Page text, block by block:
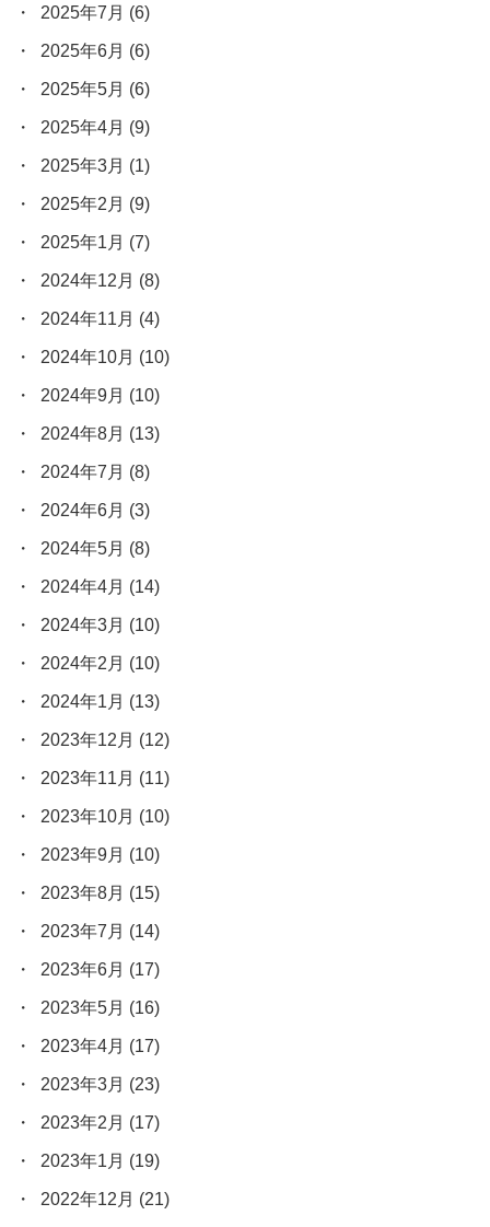
2025年7月 (6)
2025年6月 (6)
2025年5月 (6)
2025年4月 (9)
2025年3月 (1)
2025年2月 (9)
2025年1月 (7)
2024年12月 (8)
2024年11月 (4)
2024年10月 (10)
2024年9月 (10)
2024年8月 (13)
2024年7月 (8)
2024年6月 (3)
2024年5月 (8)
2024年4月 (14)
2024年3月 (10)
2024年2月 (10)
2024年1月 (13)
2023年12月 (12)
2023年11月 (11)
2023年10月 (10)
2023年9月 (10)
2023年8月 (15)
2023年7月 (14)
2023年6月 (17)
2023年5月 (16)
2023年4月 (17)
2023年3月 (23)
2023年2月 (17)
2023年1月 (19)
2022年12月 (21)